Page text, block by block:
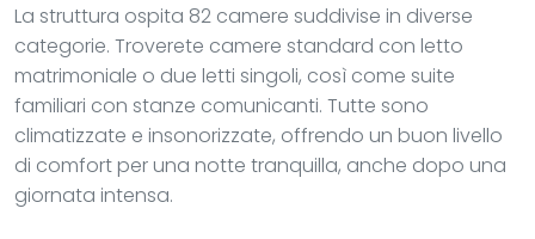
La struttura ospita 82 camere suddivise in diverse
categorie. Troverete camere standard con letto
matrimoniale o due letti singoli, così come suite
familiari con stanze comunicanti. Tutte sono
climatizzate e insonorizzate, offrendo un buon livello
di comfort per una notte tranquilla, anche dopo una
giornata intensa.